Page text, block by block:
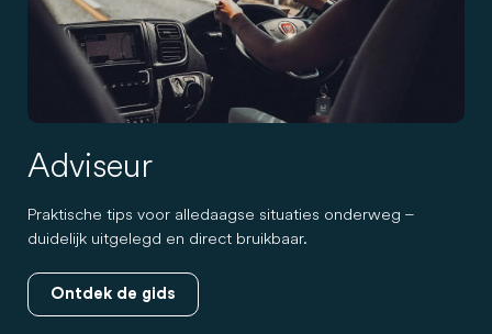
Adviseur
Praktische tips voor alledaagse situaties onderweg –
duidelijk uitgelegd en direct bruikbaar.
Ontdek de gids